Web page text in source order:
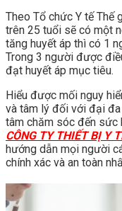
Theo Tổ chức Y tế Thế
trên 25 tuổi sẽ có một
tăng huyết áp thì có 1
Trong 3 người được
đạt huyết áp mục tiêu.
Hiểu được mối nguy
và tâm lý đối với đại
tâm chăm sóc đến sức
CÔNG TY THIẾT BỊ Y
hướng dẫn mọi người
chính xác và an toàn